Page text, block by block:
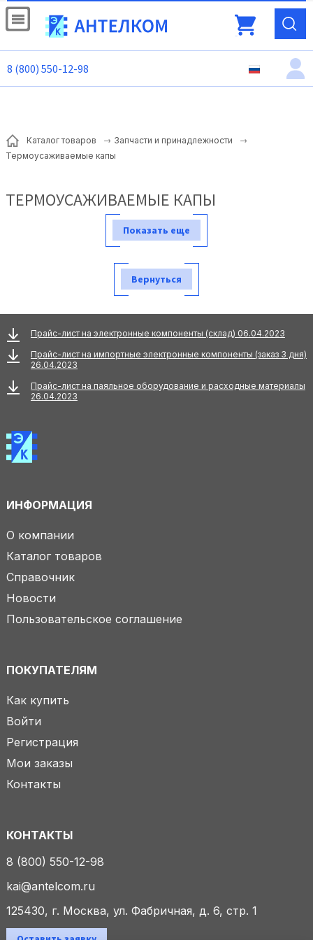
8 (800) 550-12-98
Каталог товаров
Запчасти и принадлежности
Термоусаживаемые капы
ТЕРМОУСАЖИВАЕМЫЕ КАПЫ
Показать еще
Вернуться
Прайс-лист на электронные компоненты (склад) 06.04.2023
Прайс-лист на импортные электронные компоненты (заказ 3 дня)
26.04.2023
Прайс-лист на паяльное оборудование и расходные материалы
26.04.2023
ИНФОРМАЦИЯ
О компании
Каталог товаров
Справочник
Новости
Пользовательское соглашение
ПОКУПАТЕЛЯМ
Как купить
Войти
Регистрация
Мои заказы
Контакты
КОНТАКТЫ
8 (800) 550-12-98
kai@antelcom.ru
125430, г. Москва, ул. Фабричная, д. 6, стр. 1